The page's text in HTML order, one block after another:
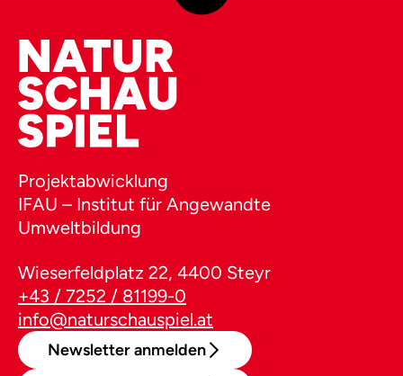
Projektabwicklung
IFAU – Institut für Angewandte
Umweltbildung
Wieserfeldplatz 22, 4400 Steyr
+43 / 7252 / 81199-0
info@naturschauspiel.at
Newsletter anmelden